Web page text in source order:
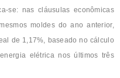
se: nas cláusulas econômicas
moldes do ano anterior,
de 1,17%, baseado no cálculo
elétrica nos últimos três